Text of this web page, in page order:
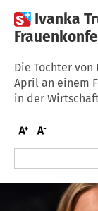
 Ivanka
Die Tochter
April an einem
in der